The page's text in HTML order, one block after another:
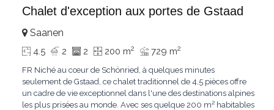
Chalet d'exception aux portes de Gstaad
Saanen
4.5 2 2 200 m2 729 m2
FR Niché au cœur de Schönried, à quelques minutes
seulement de Gstaad, ce chalet traditionnel de 4,5 pièces offre
un cadre de vie exceptionnel dans l'une des destinations alpines
les plus prisées au monde. Avec ses quelque 200 m² habitables